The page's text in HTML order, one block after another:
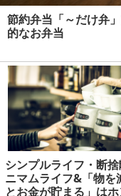
節約弁当「～だけ弁
的なお弁当
シンプルライフ・断捨
ニマムライフ&「物を
とお金が貯まる」はホ